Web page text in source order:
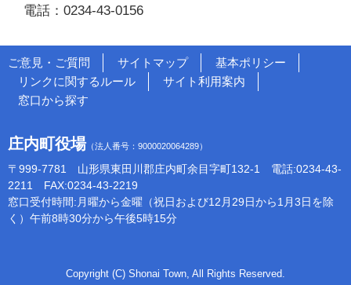
電話：0234-43-0156
ご意見・ご質問 サイトマップ
基本ポリシー
リンクに関するルール
サイト利用案内
窓口から探す
庄内町役場（法人番号：9000020064289）
〒999-7781 山形県東田川郡庄内町余目字町132-1 電話:0234-43-
2211 FAX:0234-43-2219
窓口受付時間:月曜から金曜（祝日および12月29日から1月3日を除
く）午前8時30分から午後5時15分
Copyright (C) Shonai Town, All Rights Reserved.